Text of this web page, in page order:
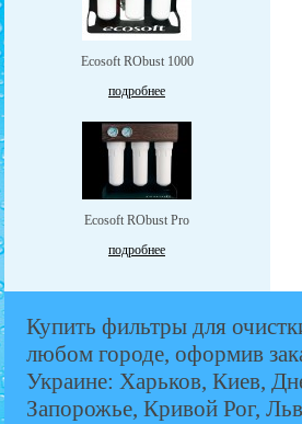
Ecosoft RObust 1000
подробнее
Ecosoft RObust Pro
подробнее
Купить фильтры для
любом городе, оформив
Украине: Харьков, Киев,
Запорожье, Кривой Рог,